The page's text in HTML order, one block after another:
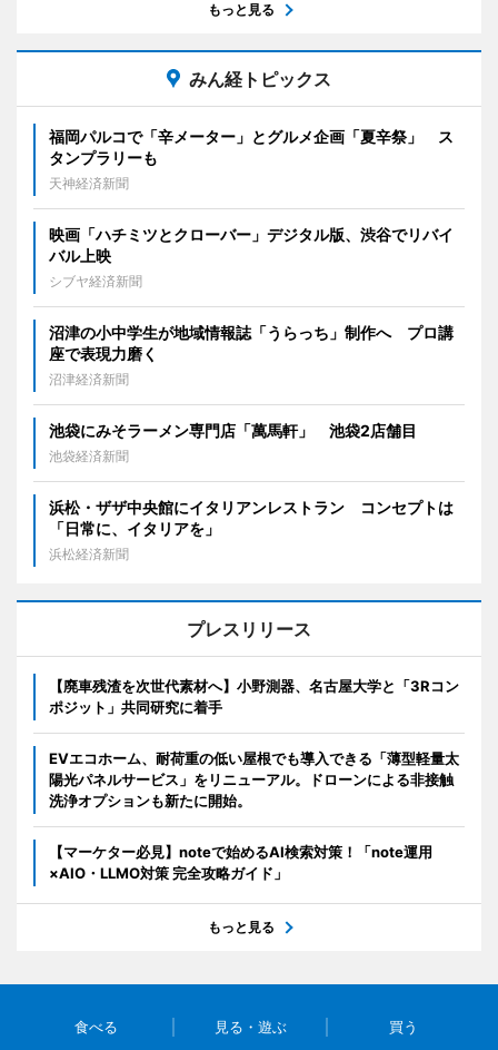
もっと見る
みん経トピックス
福岡パルコで「辛メーター」とグルメ企画「夏辛祭」 ス
タンプラリーも
天神経済新聞
映画「ハチミツとクローバー」デジタル版、渋谷でリバイ
バル上映
シブヤ経済新聞
沼津の小中学生が地域情報誌「うらっち」制作へ プロ講
座で表現力磨く
沼津経済新聞
池袋にみそラーメン専門店「萬馬軒」 池袋2店舗目
池袋経済新聞
浜松・ザザ中央館にイタリアンレストラン コンセプトは
「日常に、イタリアを」
浜松経済新聞
プレスリリース
【廃車残渣を次世代素材へ】小野測器、名古屋大学と「3Rコン
ポジット」共同研究に着手
EVエコホーム、耐荷重の低い屋根でも導入できる「薄型軽量太
陽光パネルサービス」をリニューアル。ドローンによる非接触
洗浄オプションも新たに開始。
【マーケター必見】noteで始めるAI検索対策！「note運用
×AIO・LLMO対策 完全攻略ガイド」
もっと見る
食べる 見る・遊ぶ 買う